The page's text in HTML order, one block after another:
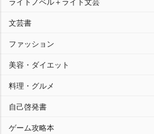
文芸書
ファッション
美容・ダイエット
料理・グルメ
自己啓発書
ゲーム攻略本